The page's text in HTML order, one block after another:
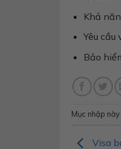
Khả
Yêu cầu
Bảo
Mục nhập
Visa